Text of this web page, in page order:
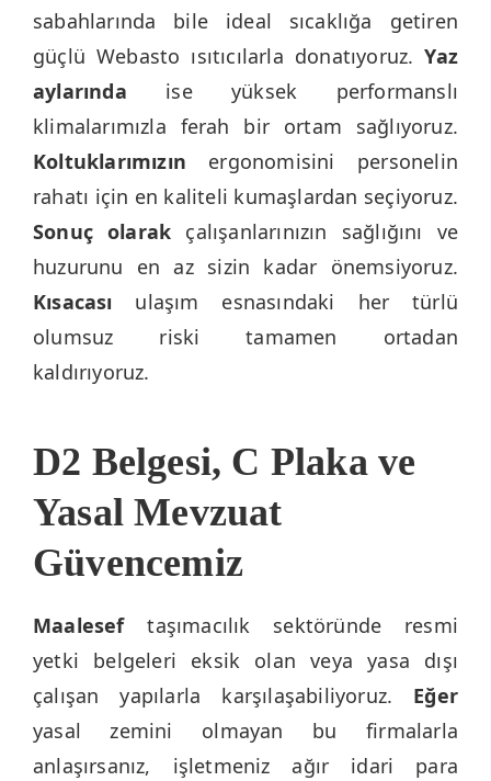
sabahlarında bile ideal sıcaklığa getiren
güçlü Webasto ısıtıcılarla donatıyoruz.Yaz
aylarında ise yüksek performanslı
klimalarımızla ferah bir ortam sağlıyoruz.
Koltuklarımızın ergonomisini personelin
rahatı için en kaliteli kumaşlardan seçiyoruz.
Sonuç olarak çalışanlarınızın sağlığını ve
huzurunu en az sizin kadar önemsiyoruz.
Kısacası ulaşım esnasındaki her türlü
olumsuz riski tamamen ortadan
kaldırıyoruz.
D2 Belgesi, C Plaka ve
Yasal Mevzuat
Güvencemiz
Maaleseftaşımacılık sektöründe resmi
yetki belgeleri eksik olan veya yasa dışı
çalışan yapılarla karşılaşabiliyoruz. Eğer
yasal zemini olmayan bu firmalarla
anlaşırsanız, işletmeniz ağır idari para